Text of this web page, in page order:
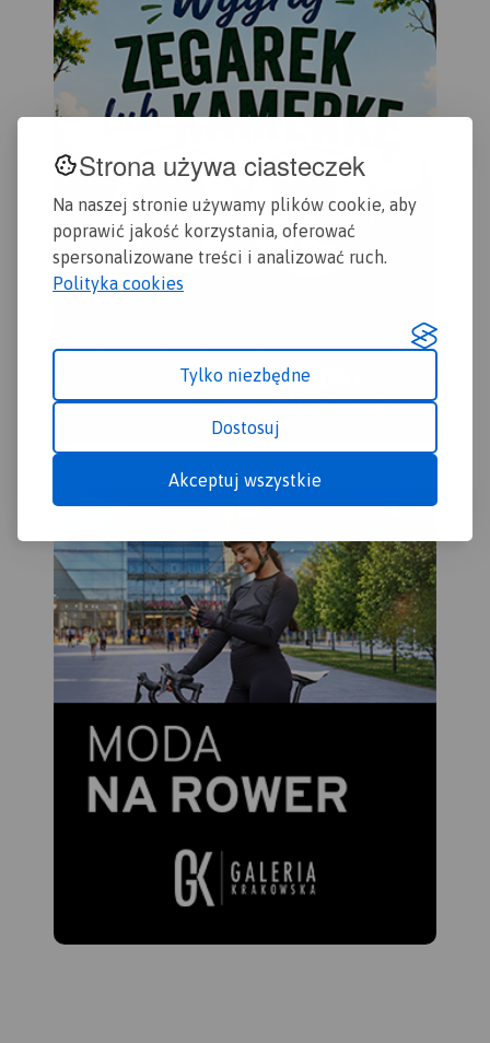
Strona używa ciasteczek
Na naszej stronie używamy plików cookie, aby
poprawić jakość korzystania, oferować
spersonalizowane treści i analizować ruch.
Polityka cookies
Tylko niezbędne
Dostosuj
Akceptuj wszystkie